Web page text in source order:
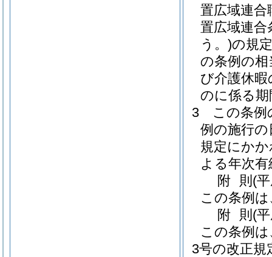
置広域連合
置広域連合
う。)の規
の条例の
び介護休
のに係る
3
この条例
例の施行
規定にか
よる年次
附 則 (
この条例
附 則 (
この条例
3号の改正規